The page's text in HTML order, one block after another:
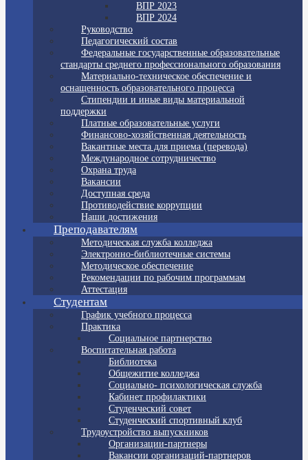
ВПР 2023
ВПР 2024
Руководство
Педагогический состав
Федеральные государственные образовательные
стандарты среднего профессионального образования
Материально-техническое обеспечение и
оснащенность образовательного процесса
Стипендии и иные виды материальной
поддержки
Платные образовательные услуги
Финансово-хозяйственная деятельность
Вакантные места для приема (перевода)
Международное сотрудничество
Охрана труда
Вакансии
Доступная среда
Противодействие коррупции
Наши достижения
Преподавателям
Методическая служба колледжа
Электронно-библиотечные системы
Методическое обеспечение
Рекомендации по рабочим программам
Аттестация
Студентам
График учебного процесса
Практика
Социальное партнерство
Воспитательная работа
Библиотека
Общежитие колледжа
Социально- психологическая служба
Кабинет профилактики
Студенческий совет
Студенческий спортивный клуб
Трудоустройство выпускников
Организации-партнеры
Вакансии организаций-партнеров